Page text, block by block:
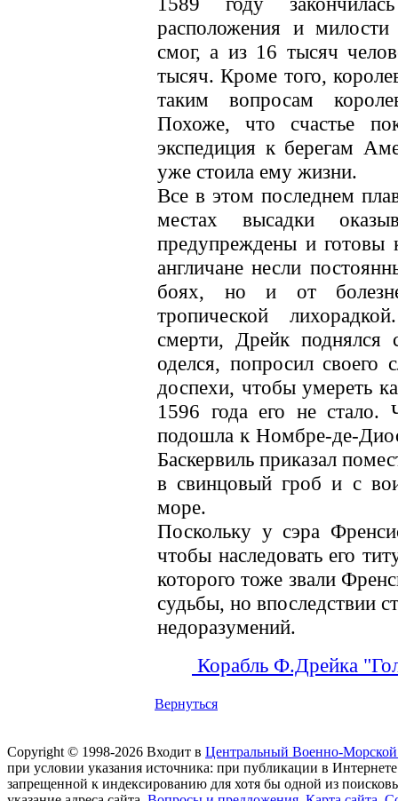
расположения и
смог, а из 16 тысяч
тысяч. Кроме того,
таким вопросам
Похоже, что счастье
экспедиция к берегам
уже стоила ему жизни.
Все в этом последнем
местах высадки
предупреждены и
англичане несли
боях, но и от
тропической
смерти, Дрейк
оделся, попросил своего
доспехи, чтобы умереть
1596 года его не стало.
подошла к Номбре-де-
Баскервиль приказал
в свинцовый гроб и с
море.
Поскольку у сэра
чтобы наследовать его
которого тоже звали
судьбы, но впоследствии
недоразумений.
Корабль Ф.Дрейка
Вернуться
Copyright © 1998-2026 Входит в Центральный Военно-
при условии указания источника: при публикации в
запрещенной к индексированию для хотя бы одной из